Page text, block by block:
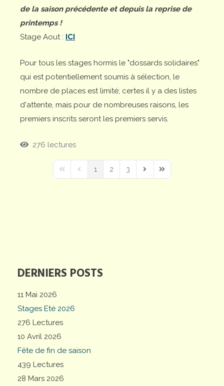
DERNIERS POSTS
11 Mai 2026
Stages Eté 2026
276 Lectures
10 Avril 2026
Fête de fin de saison
439 Lectures
28 Mars 2026
de la saison précédente et depuis la reprise de
printemps !
Stage Aout : ICI
Pour tous les stages hormis le "dossards solidaires"
qui est potentiellement soumis à sélection, le
nombre de places est limité; certes il y a des listes
d'attente, mais pour de nombreuses raisons, les
premiers inscrits seront les premiers servis.
276 lectures
First PagePrevious Page
1 2 3
Next PageLast Page